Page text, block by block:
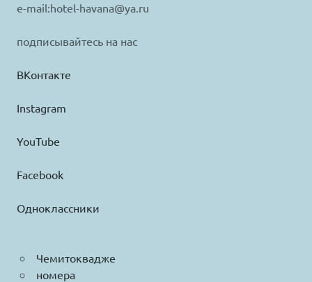
e-mail:hotel-havana@ya.ru
подписывайтесь на нас
ВКонтакте
Instagram
YouTube
Facebook
Одноклассники
Чемитоквадже
номера